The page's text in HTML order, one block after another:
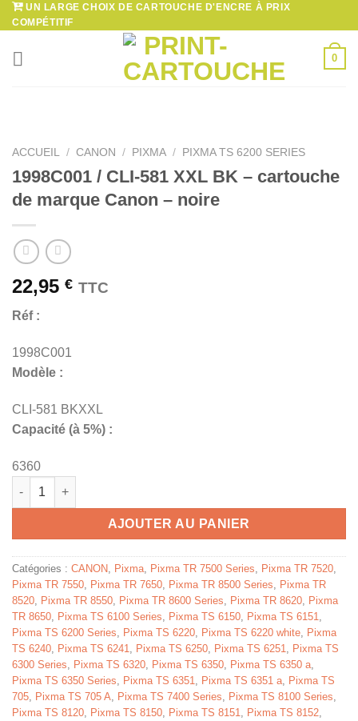
Passer
au
contenu
UN LARGE CHOIX DE CARTOUCHE D'ENCRE À PRIX
COMPÉTITIF
0
ACCUEIL / CANON / PIXMA / PIXMA TS 6200 SERIES
1998C001 / CLI-581 XXL BK – cartouche
de marque Canon – noire
22,95 € TTC
Réf :
1998C001
Modèle :
CLI-581 BKXXL
Capacité (à 5%) :
6360
quantité de 1998C001 / CLI-581 XXL BK - cartouche de marque
AJOUTER AU PANIER
Catégories : CANON Pixma Pixma TR 7500 Series Pixma TR 7520
Pixma TR 7550
Pixma TR 7650 Pixma TR 8500 Series
Pixma TR
8520
Pixma TR 8550 Pixma TR 8600 Series Pixma TR 8620
Pixma
TR 8650
Pixma TS 6100 Series Pixma TS 6150 Pixma TS 6151
Pixma TS 6200 Series
Pixma TS 6220 Pixma TS 6220 white
Pixma
TS 6240
Pixma TS 6241 Pixma TS 6250 Pixma TS 6251
Pixma TS
6300 Series
Pixma TS 6320 Pixma TS 6350 Pixma TS 6350 a
Pixma TS 6350 Series
Pixma TS 6351 Pixma TS 6351 a
Pixma TS
705
Pixma TS 705 A Pixma TS 7400 Series Pixma TS 8100 Series
Pixma TS 8120
Pixma TS 8150 Pixma TS 8151 Pixma TS 8152